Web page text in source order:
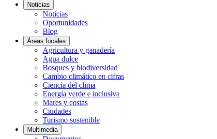
Noticias
Noticias
Oportunidades
Blog
Áreas focales
Agricultura y ganadería
Agua dulce
Bosques y biodiversidad
Cambio climático en cifras
Ciencia del clima
Energía verde e inclusiva
Mares y costas
Ciudades
Turismo sostenible
Multimedia